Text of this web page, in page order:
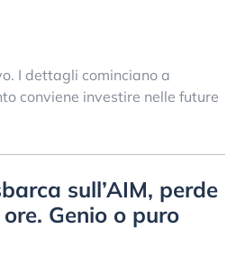
I dettagli cominciano a
conviene investire nelle future
sull’AIM, perde
Genio o puro